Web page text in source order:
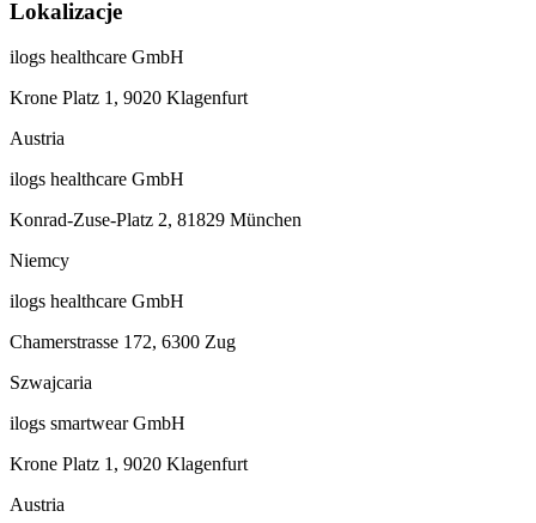
Lokalizacje
ilogs healthcare GmbH
Krone Platz 1, 9020 Klagenfurt
Austria
ilogs healthcare GmbH
Konrad-Zuse-Platz 2, 81829 München
Niemcy
ilogs healthcare GmbH
Chamerstrasse 172, 6300 Zug
Szwajcaria
ilogs smartwear GmbH
Krone Platz 1, 9020 Klagenfurt
Austria